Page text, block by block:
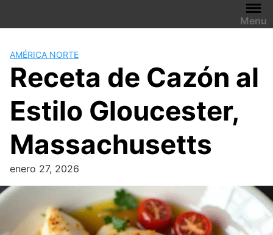
Menu
AMÉRICA NORTE
Receta de Cazón al
Estilo Gloucester,
Massachusetts
enero 27, 2026